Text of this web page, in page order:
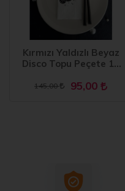
Kırmızı Yaldızlı Beyaz
Disco Topu Peçete 16
145,00 95,00